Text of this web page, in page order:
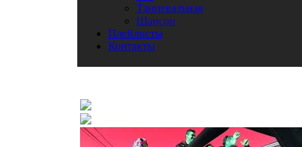
Танцевальная
Шансон
Плейлисты
Контакты